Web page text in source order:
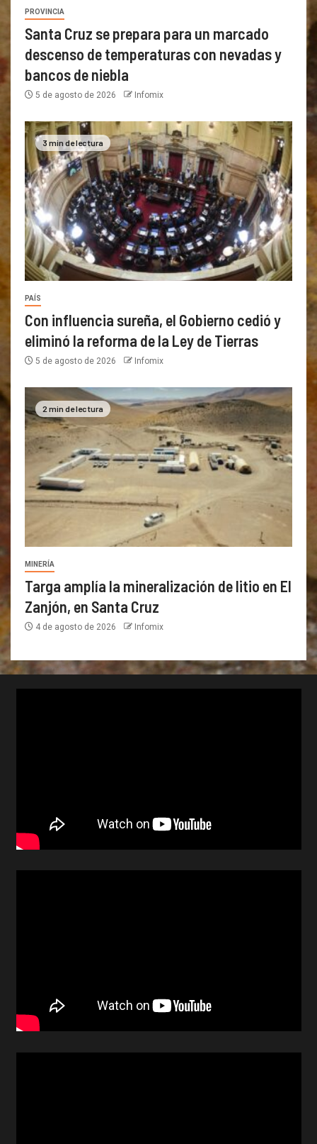
PROVINCIA
Santa Cruz se prepara para un marcado
descenso de temperaturas con nevadas y
bancos de niebla
5 de agosto de 2026 Infomix
3 min de lectura
PAÍS
Con influencia sureña, el Gobierno cedió y
eliminó la reforma de la Ley de Tierras
5 de agosto de 2026 Infomix
2 min de lectura
MINERÍA
Targa amplía la mineralización de litio en El
Zanjón, en Santa Cruz
4 de agosto de 2026 Infomix